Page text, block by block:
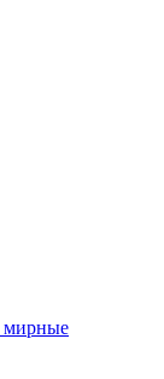
мирные